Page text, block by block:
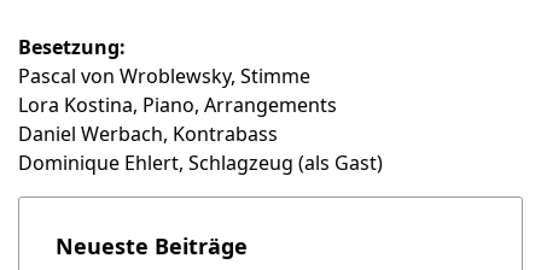
Besetzung:
Pascal von Wroblewsky, Stimme
Lora Kostina, Piano, Arrangements
Daniel Werbach, Kontrabass
Dominique Ehlert, Schlagzeug (als Gast)
Neueste Beiträge